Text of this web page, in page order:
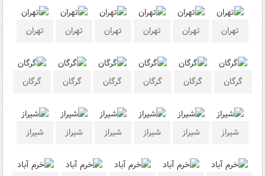
تهران تهران تهران تهران تهران تهران
گرگان گرگان گرگان گرگان گرگان گرگان
شیراز شیراز شیراز شیراز شیراز شیراز